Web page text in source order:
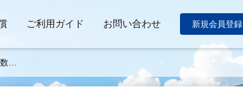
ご利用ガイド お問い合わせ 新規会員登録
2